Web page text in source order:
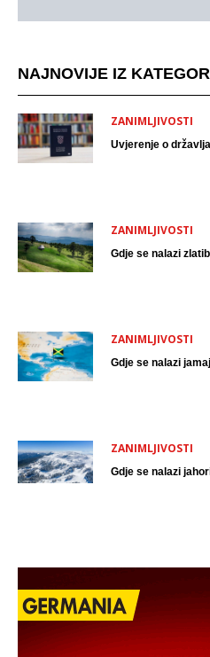
NAJNOVIJE IZ
ZANIMLJIVOSTI
Uvjerenje o
ZANIMLJIVOSTI
Gdje se nalazi
ZANIMLJIVOSTI
Gdje se nalazi
ZANIMLJIVOSTI
Gdje se nalazi